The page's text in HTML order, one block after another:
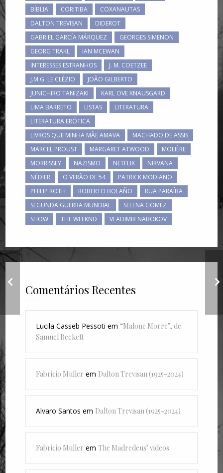
Smith
BÍBLIA
CORITIBA
COXANAUTAS
DALTON TREVISAN
DIDEROT
GABRIEL GARCÍA MÁRQUEZ
GEORGES SIMENON
GEORG TRAKL
IAN MCEWAN
INTERESSES ESTRANHOS
J. M. COETZEE
J.M.G. LE CLÉZIO
JOÃO GILBERTO
JUNICHIRO TANIZAKI
KARL OVE KNAUSGARD
LIMA BARRETO
LISTAS
LITERATURA
LITERATURA ERÓTICA
LIVROS QUE MINHA MÃE AMAVA
MACHADO DE ASSIS
MARCEL PROUST
MARGARET ATWOOD
MOLIÈRE
MORRISSEY
NAZISMO NETFLIX
NIRVANA
NÉDIER
O VERÃO DE 54
PATRICK MODIANO
PHILIP ROTH
ROBERTO BOLAÑO
RUA PARAÍBA
SEGUNDA GUERRA MUNDIAL
SELENA GOMEZ
SHOW
THE WEEKND VLADIMIR NABOKOV
Comentários Recentes
Lucila Casseb Pessoti em “Malone Morre”, de
Samuel Beckett
Fabricio Muller em Dalton Trevisan (1925-2024)
Alvaro Santos em Dalton Trevisan (1925-2024)
Fabricio Muller emThe Madredeus’ videos